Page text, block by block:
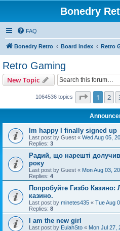
Bonedry
FAQ
Bonedry Retro Board index Retro
Retro Gaming
New Topic
1064536 topics Page 1of
1 2
Im happy I finally signed up
Last post by Guest « Wed Aug 05,
Replies: 3
Радий, що нарешті
року
Last post by Guest « Mon Aug 03,
Replies: 4
Попробуйте Гизбо
казино.
Last post by minetes435 « Tue Aug
Replies: 8
I am the new girl
Last post by EulahSto « Mon Jul 27,